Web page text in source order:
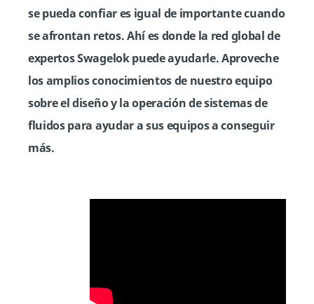
se pueda confiar es igual de importante cuando
se afrontan retos. Ahí es donde la red global de
expertos Swagelok puede ayudarle. Aproveche
los amplios conocimientos de nuestro equipo
sobre el diseño y la operación de sistemas de
fluidos para ayudar a sus equipos a conseguir
más.